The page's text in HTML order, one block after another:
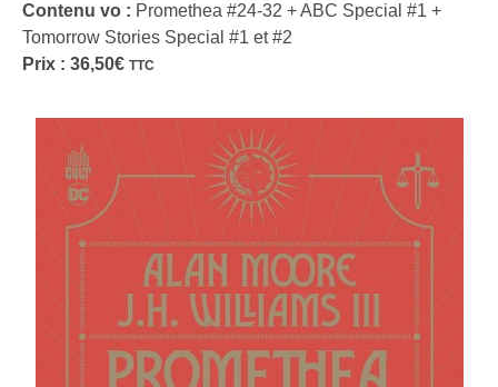
Contenu vo : Promethea #24-32 + ABC Special #1 +
Tomorrow Stories Special #1 et #2
Prix : 36,50€ TTC